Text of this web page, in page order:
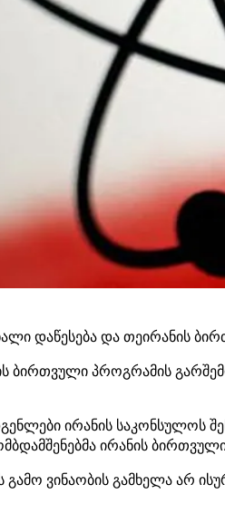
დაწესება და თეირანის
პროგრამის
ირანის საკონსულოს
ირანის ბირთვული
ვინაობის გამხელა არ